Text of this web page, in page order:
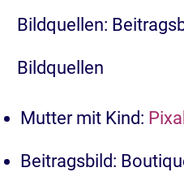
Bildquellen:
Bildquellen
Mutter mit Kind:
Beitragsbild: